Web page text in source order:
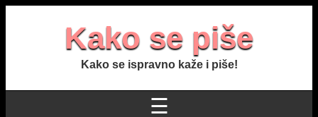
Kako se piše
Kako se ispravno kaže i piše!
☰